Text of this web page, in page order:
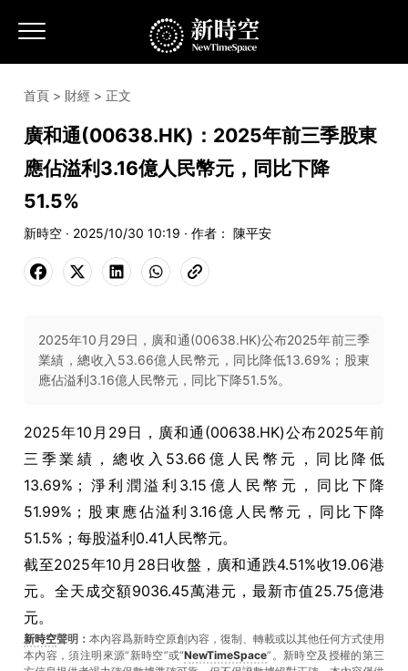
首頁 > 財經 > 正文
廣和通(00638.HK)：2025年前三季股東
應佔溢利3.16億人民幣元，同比下降
51.5%
新時空 · 2025/10/30 10:19 · 作者： 陳平安
2025年10月29日，廣和通(00638.HK)公布2025年前三季
業績，總收入53.66億人民幣元，同比降低13.69%；股東
應佔溢利3.16億人民幣元，同比下降51.5%。
2025年10月29日，廣和通(00638.HK)公布2025年前
三季業績，總收入53.66億人民幣元，同比降低
13.69%；淨利潤溢利3.15億人民幣元，同比下降
51.99%；股東應佔溢利3.16億人民幣元，同比下降
51.5%；每股溢利0.41人民幣元。
截至2025年10月28日收盤，廣和通跌4.51%收19.06港
元。全天成交額9036.45萬港元，最新市值25.75億港
元。
新時空聲明： 本內容爲新時空原創內容，復制、轉載或以其他任何方式使用
本內容，須注明來源“新時空”或“NewTimeSpace”。新時空及授權的第三